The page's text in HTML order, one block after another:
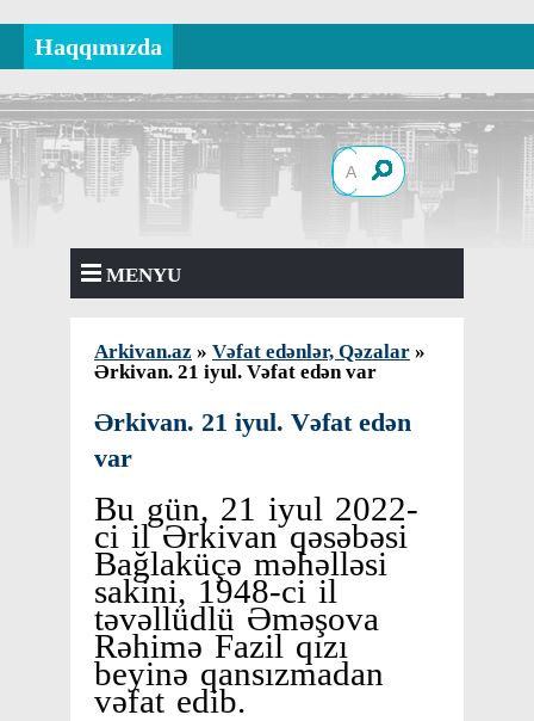
Haqqımızda
MENYU
Arkivan.az » Vəfat edənlər, Qəzalar »
Ərkivan. 21 iyul. Vəfat edən var
Ərkivan. 21 iyul. Vəfat edən
var
Bu gün, 21 iyul 2022-
ci il Ərkivan qəsəbəsi
Bağlaküçə məhəlləsi
sakini, 1948-ci il
təvəllüdlü Əməşova
Rəhimə Fazil qızı
beyinə qansızmadan
vəfat edib.